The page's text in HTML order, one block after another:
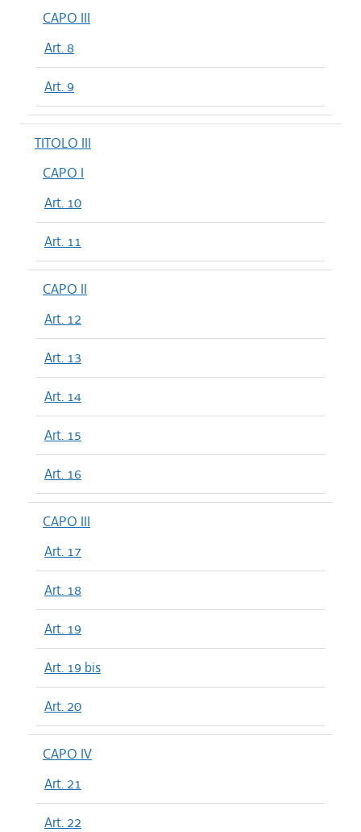
CAPO III
Art. 8
Art. 9
TITOLO III
CAPO I
Art. 10
Art. 11
CAPO II
Art. 12
Art. 13
Art. 14
Art. 15
Art. 16
CAPO III
Art. 17
Art. 18
Art. 19
Art. 19 bis
Art. 20
CAPO IV
Art. 21
Art. 22